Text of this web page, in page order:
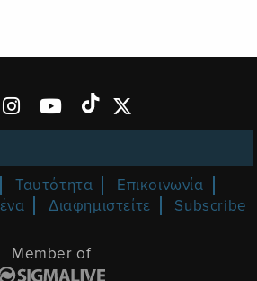
Ταυτότητα
Επικοινωνία
Διαφημιστείτε Subscribe
Member of